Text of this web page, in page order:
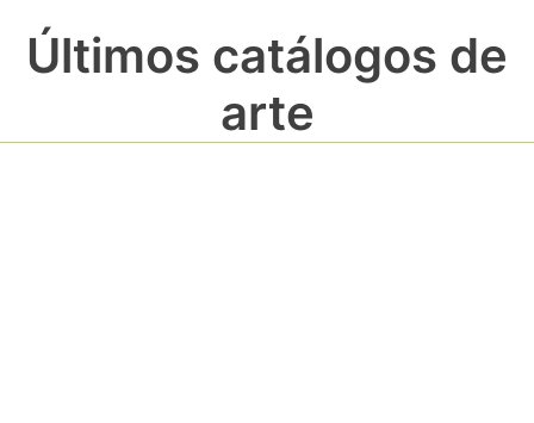
Últimos catálogos de
arte